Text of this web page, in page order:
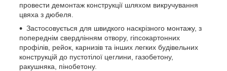
провести демонтаж конструкції шляхом викручування
цвяха з дюбеля.
Застосовується для швидкого наскрізного монтажу, з
попереднім свердлінням отвору, гіпсокартонних
профілів, рейок, карнизів та інших легких будівельних
конструкцій до пустотілої цеглини, газобетону,
ракушняка, пінобетону.